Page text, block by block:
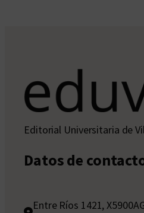
Editorial Universitaria de
Datos de
Entre Ríos 1421,